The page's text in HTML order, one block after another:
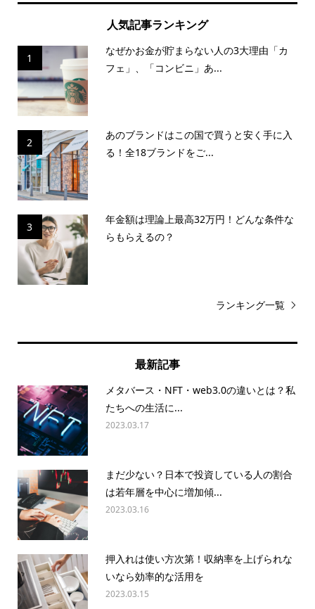
人気記事ランキング
1
なぜかお金が貯まらない人の3大理由「カ
フェ」、「コンビニ」あ...
2
あのブランドはこの国で買うと安く手に入
る！全18ブランドをご...
3
年金額は理論上最高32万円！どんな条件な
らもらえるの？
ランキング一覧
最新記事
メタバース・NFT・web3.0の違いとは？私
たちへの生活に...
2023.03.17
まだ少ない？日本で投資している人の割合
は若年層を中心に増加傾...
2023.03.16
押入れは使い方次第！収納率を上げられな
いなら効率的な活用を
2023.03.15